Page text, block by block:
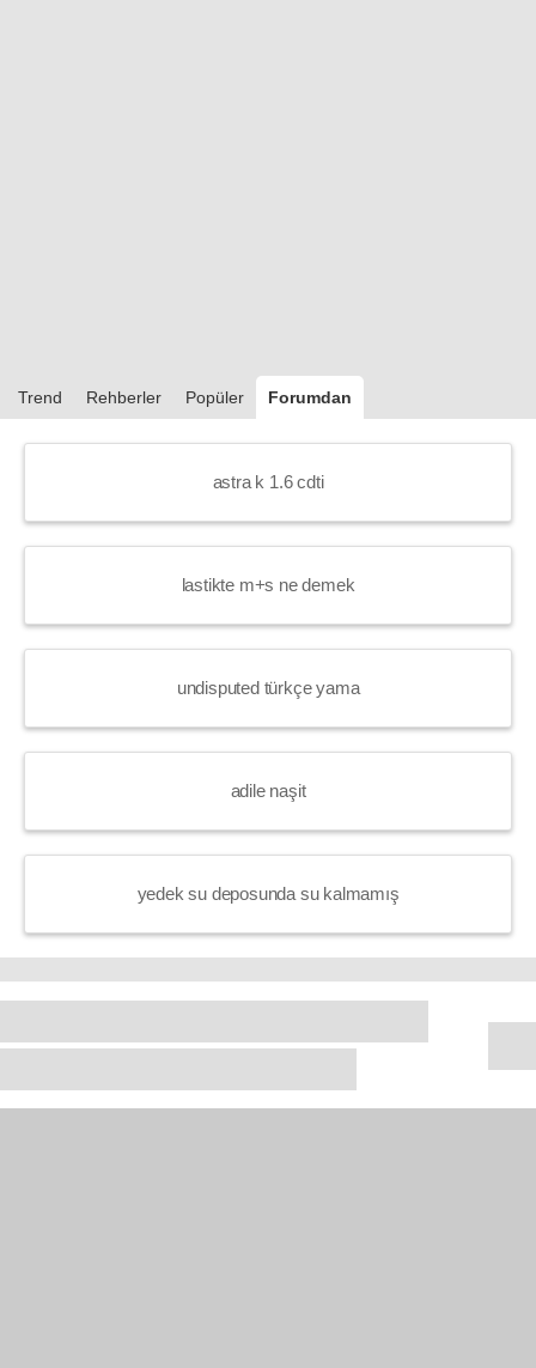
Trend Rehberler Popüler Forumdan
astra k 1.6 cdti
lastikte m+s ne demek
undisputed türkçe yama
adile naşit
yedek su deposunda su kalmamış